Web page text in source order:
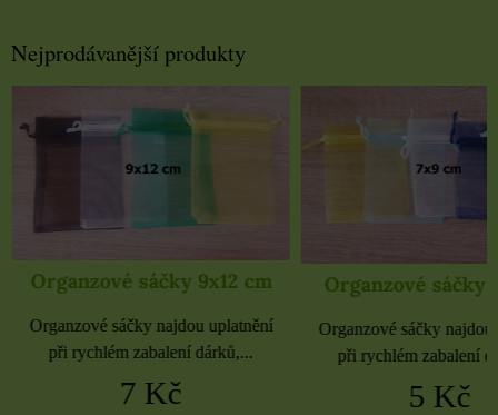
Nejprodávanější produkty
Organzové sáčky 9x12 cm
Organzové sáčky najdou uplatnění
při rychlém zabalení dárků,...
7 Kč
Organzové sáčky
Organzové sáčky najdou
při rychlém zabalení
5 Kč